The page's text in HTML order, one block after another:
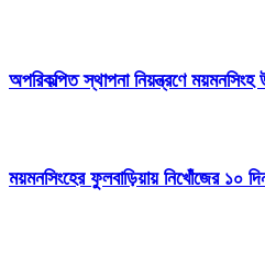
অপরিকল্পিত স্থাপনা নিয়ন্ত্রণে
ময়মনসিংহের ফুলবাড়িয়ায় নিখোঁজের ১০